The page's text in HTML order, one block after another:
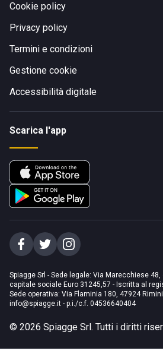
Cookie policy
Privacy policy
Termini e condizioni
Gestione cookie
Accessibilità digitale
Scarica l'app
Spiagge Srl - Sede legale: Via Marecchiese 48,
capitale sociale Euro 31245,57 - Iscritta al
Sede operativa: Via Flaminia 180, 47924 Rimini
info@spiagge.it - p.i./c.f. 04536640404
© 2026 Spiagge Srl. Tutti i diritti